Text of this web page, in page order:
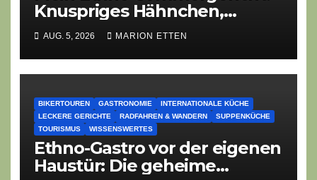
Knuspriges Hähnchen,
Lauch-Rührei, Salat
AUG. 5, 2026 MARION ETTEN
BIKERTOUREN GASTRONOMIE
INTERNATIONALE KÜCHE
LECKERE GERICHTE
RADFAHREN & WANDERN
SUPPENKÜCHE
TOURISMUS
WISSENSWERTES
Ethno-Gastro vor der eigenen
Haustür: Die geheime